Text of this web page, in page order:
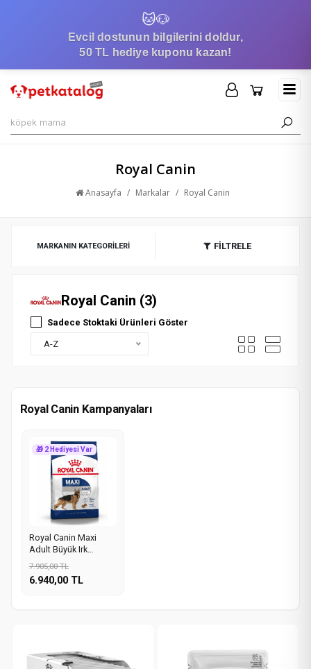
🐱🐶
Evcil dostunun bilgilerini doldur,
50 TL hediye kuponu kazan!
Royal Canin
Anasayfa / Markalar / Royal Canin
MARKANIN KATEGORILERI FİLTRELE
Royal Canin (3)
Sadece Stoktaki Ürünleri Göster
A-Z
Royal Canin Kampanyaları
🎁 2 Hediyesi Var
Royal Canin Maxi
Adult Büyük Irk
Yetişkin Köpek
Maması 15Kg
7.905,00 TL
6.940,00 TL